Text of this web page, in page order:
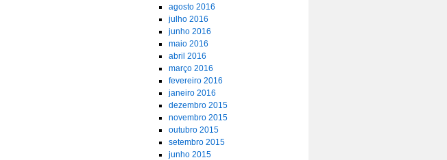
agosto 2016
julho 2016
junho 2016
maio 2016
abril 2016
março 2016
fevereiro 2016
janeiro 2016
dezembro 2015
novembro 2015
outubro 2015
setembro 2015
junho 2015